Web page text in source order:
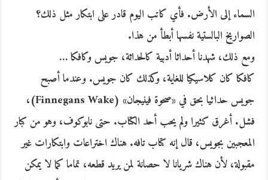
السماء إلى الأرض. فأي كاتب اليوم قادر على ابتكار مثل ذلك؟
الصواريخ البالستية نفسها أبطأ من هذا.
ومع ذلك، شهدنا أحداثا أدبية كالحداثة، جويس وكافكا …
كافكا كان كلاسيكيا للغاية، وكذلك كان جويس. وعندما أصبح
جويس حداثيا بحق في «صحوة فينيجان» (Finnegans Wake)،
فشل. أغرق كثيرا ولم يحب أحد الكتاب. حتى نابوكوف، وهو من كبار
المعجبين بجويس، قال إنه كتاب تافه. هناك اختراعات وابتكارات غير
مقبولة، لأن هناك شريانا لا حصانة لمن يريد قطعه، تماما كما لا يمكن